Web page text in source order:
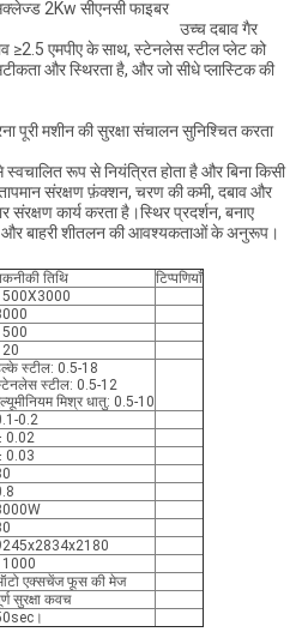
उच्च दबाव गैर
≥2.5 एमपीए के साथ, स्टेनलेस स्टील प्लेट को
और स्थिरता है, और जो सीधे प्लास्टिक की
पूरी मशीन की सुरक्षा संचालन सुनिश्चित करता
रूप से नियंत्रित होता है और बिना किसी
संरक्षण फ़ंक्शन, चरण की कमी, दबाव और
संरक्षण कार्य करता है।स्थिर प्रदर्शन, बनाए
बाहरी शीतलन की आवश्यकताओं के अनुरूप।
तिथि
टिप्पणियाँ
स्टील: 0.5-18
स्टील: 0.5-12
मिश्र धातु: 0.5-10
0.2
0.02
0.03
एक्सचेंज फूस की मेज
सुरक्षा कवच